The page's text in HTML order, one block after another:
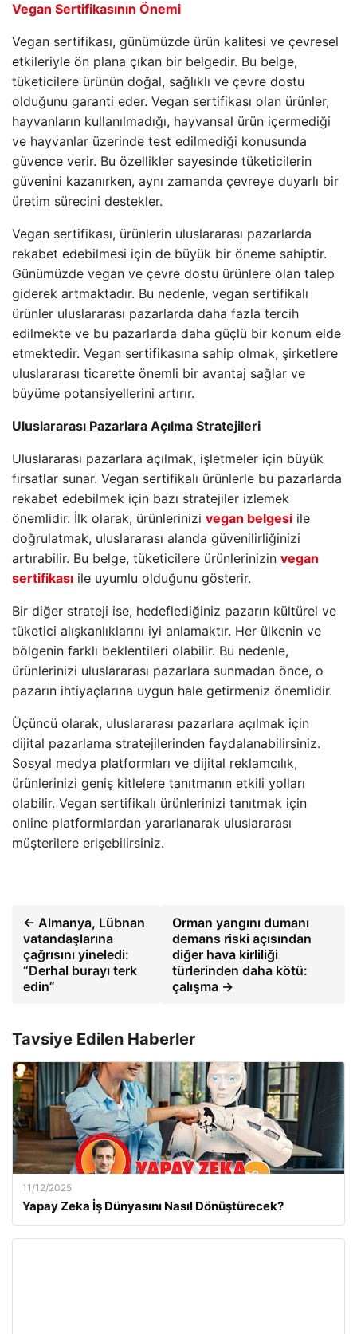
Vegan Sertifikasının Önemi
Vegan sertifikası, günümüzde ürün kalitesi ve çevresel
etkileriyle ön plana çıkan bir belgedir. Bu belge,
tüketicilere ürünün doğal, sağlıklı ve çevre dostu
olduğunu garanti eder. Vegan sertifikası olan ürünler,
hayvanların kullanılmadığı, hayvansal ürün içermediği
ve hayvanlar üzerinde test edilmediği konusunda
güvence verir. Bu özellikler sayesinde tüketicilerin
güvenini kazanırken, aynı zamanda çevreye duyarlı bir
üretim sürecini destekler.
Vegan sertifikası, ürünlerin uluslararası pazarlarda
rekabet edebilmesi için de büyük bir öneme sahiptir.
Günümüzde vegan ve çevre dostu ürünlere olan talep
giderek artmaktadır. Bu nedenle, vegan sertifikalı
ürünler uluslararası pazarlarda daha fazla tercih
edilmekte ve bu pazarlarda daha güçlü bir konum elde
etmektedir. Vegan sertifikasına sahip olmak, şirketlere
uluslararası ticarette önemli bir avantaj sağlar ve
büyüme potansiyellerini artırır.
Uluslararası Pazarlara Açılma Stratejileri
Uluslararası pazarlara açılmak, işletmeler için büyük
fırsatlar sunar. Vegan sertifikalı ürünlerle bu pazarlarda
rekabet edebilmek için bazı stratejiler izlemek
önemlidir. İlk olarak, ürünlerinizi vegan belgesi ile
doğrulatmak, uluslararası alanda güvenilirliğinizi
artırabilir. Bu belge, tüketicilere ürünlerinizin vegan
sertifikası ile uyumlu olduğunu gösterir.
Bir diğer strateji ise, hedeflediğiniz pazarın kültürel ve
tüketici alışkanlıklarını iyi anlamaktır. Her ülkenin ve
bölgenin farklı beklentileri olabilir. Bu nedenle,
ürünlerinizi uluslararası pazarlara sunmadan önce, o
pazarın ihtiyaçlarına uygun hale getirmeniz önemlidir.
Üçüncü olarak, uluslararası pazarlara açılmak için
dijital pazarlama stratejilerinden faydalanabilirsiniz.
Sosyal medya platformları ve dijital reklamcılık,
ürünlerinizi geniş kitlelere tanıtmanın etkili yolları
olabilir. Vegan sertifikalı ürünlerinizi tanıtmak için
online platformlardan yararlanarak uluslararası
müşterilere erişebilirsiniz.
← Almanya, Lübnan
vatandaşlarına
çağrısını yineledi:
“Derhal burayı terk
edin”
Orman yangını dumanı
demans riski açısından
diğer hava kirliliği
türlerinden daha kötü:
çalışma →
Tavsiye Edilen Haberler
11/12/2025
Yapay Zeka İş Dünyasını Nasıl Dönüştürecek?